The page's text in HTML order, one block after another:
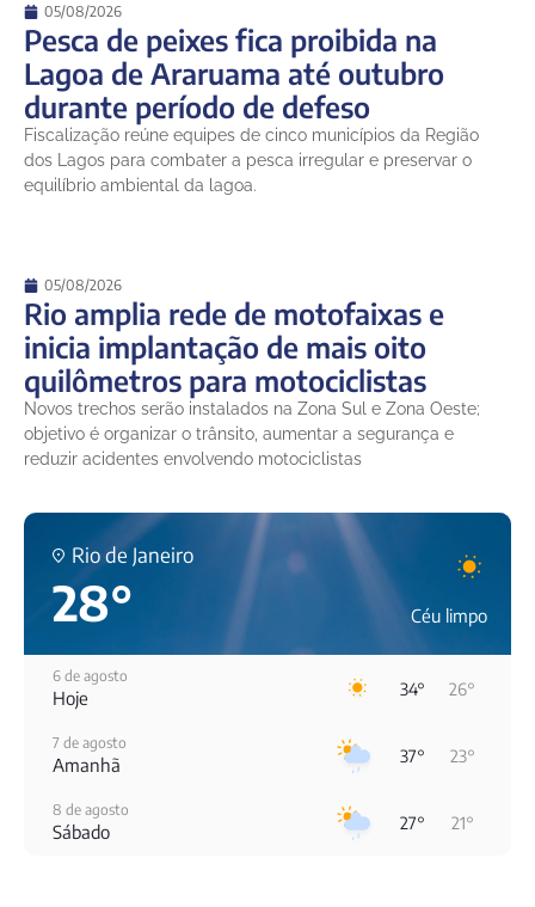
05/08/2026
Pesca de peixes fica proibida na
Lagoa de Araruama até outubro
durante período de defeso
Fiscalização reúne equipes de cinco municípios da Região
dos Lagos para combater a pesca irregular e preservar o
equilíbrio ambiental da lagoa.
05/08/2026
Rio amplia rede de motofaixas e
inicia implantação de mais oito
quilômetros para motociclistas
Novos trechos serão instalados na Zona Sul e Zona Oeste;
objetivo é organizar o trânsito, aumentar a segurança e
reduzir acidentes envolvendo motociclistas
Rio de Janeiro
28° Céu limpo
6 de agosto
Hoje 34° 26°
7 de agosto
Amanhã 37° 23°
8 de agosto
Sábado 27° 21°